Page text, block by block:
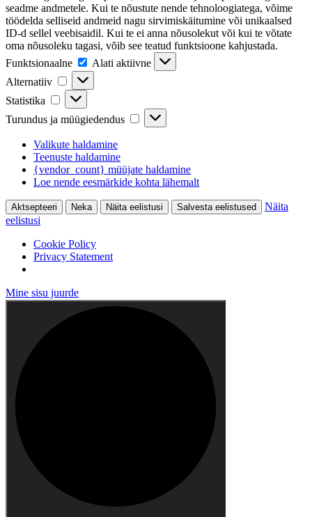
seadme andmetele. Kui te nõustute nende tehnoloogiatega, võime
töödelda selliseid andmeid nagu sirvimiskäitumine või unikaalsed
ID-d sellel veebisaidil. Kui te ei anna nõusolekut või kui te võtate
oma nõusoleku tagasi, võib see teatud funktsioone kahjustada.
Funktsionaalne
Funktsionaalne
Alati aktiivne
Alternatiiv
Alternatiiv
Statistika Statistika
Turundus ja müügiedendus
Turundus
ja
Valikute haldamine
Teenuste haldamine
{vendor_count} müüjate haldamine
Loe nende eesmärkide kohta lähemalt
Aktsepteeri Neka Näita eelistusi Salvesta eelistused
Näita
eelistusi
Cookie Policy
Privacy Statement
Mine sisu juurde